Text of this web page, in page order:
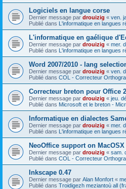
Logiciels en langue corse
Dernier message par drouizig « ven.
Publié dans L'informatique en langues
L'informatique en gaélique
Dernier message par drouizig « mer.
Publié dans L'informatique en langues
Word 2007/2010 - lang
Dernier message par drouizig « ven.
Publié dans COL - Correcteur
Correcteur breton pour Office
Dernier message par drouizig « jeu.
Publié dans Microsoft et le breton -
Informatique en dialectes
Dernier message par drouizig « mer.
Publié dans L'informatique en langues
NeoOffice support on MacOSX
Dernier message par drouizig « sam.
Publié dans COL - Correcteur
Inkscape 0.47
Dernier message par Alan Monfort «
Publié dans Troidigezh meziantoù all